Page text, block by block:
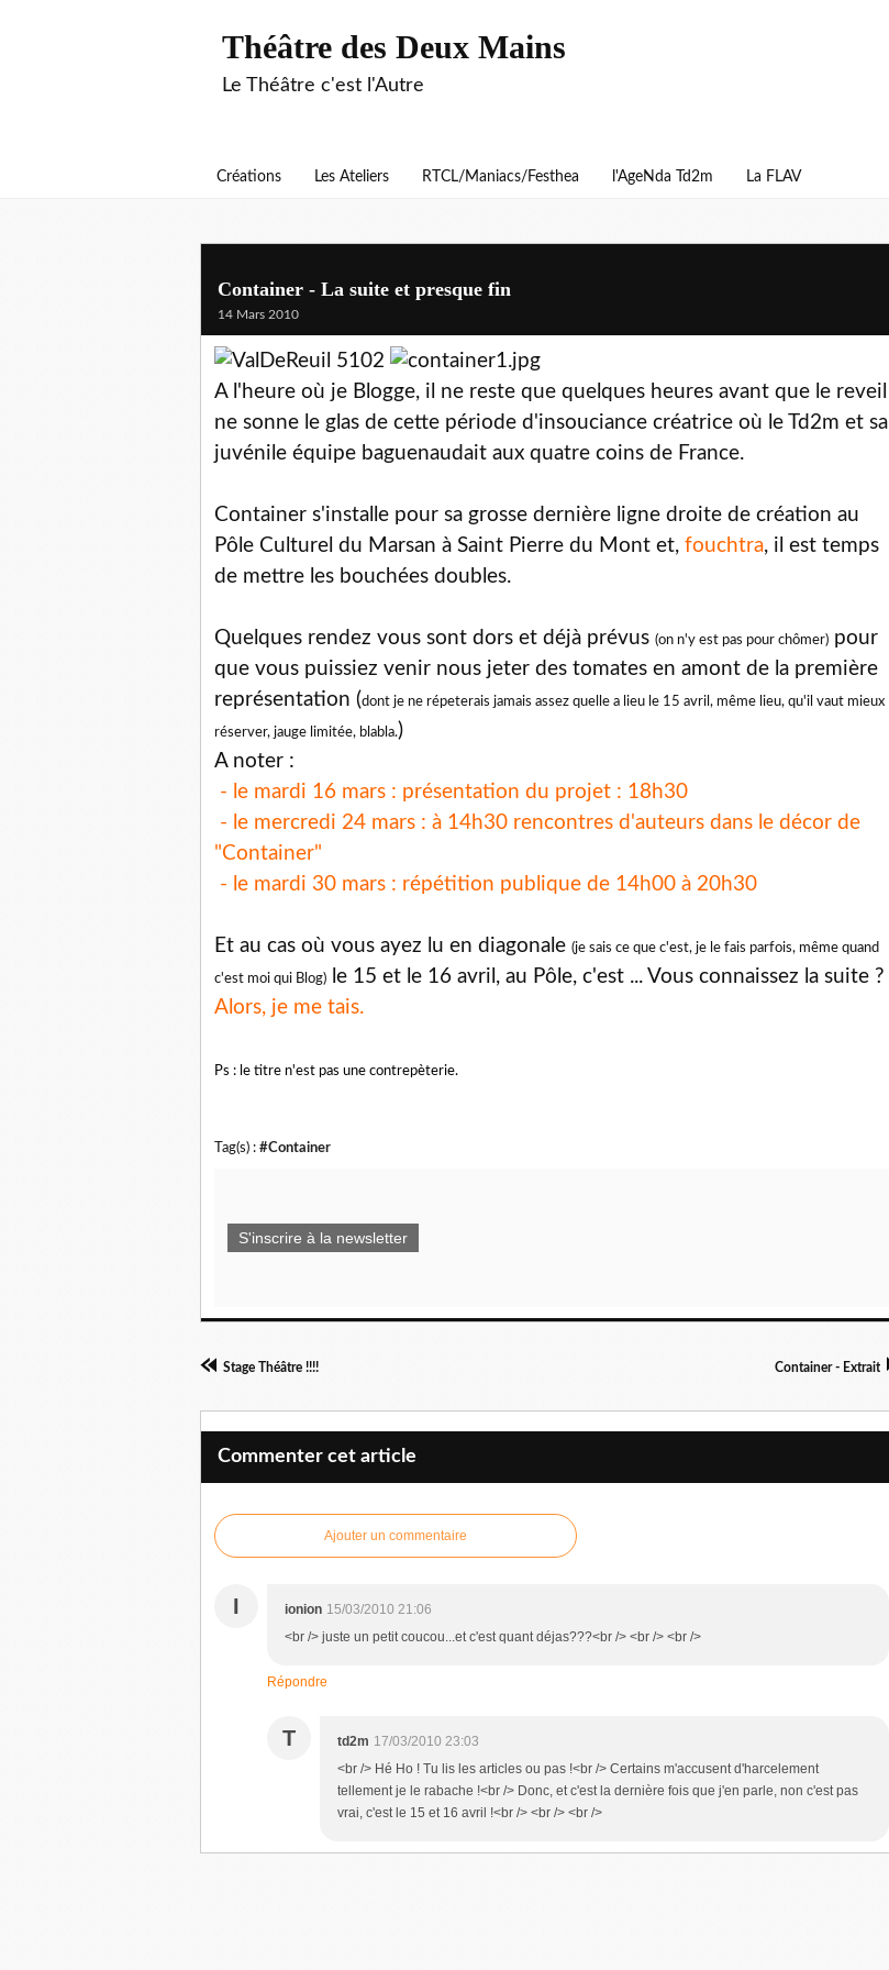
Théâtre des Deux Mains
Le Théâtre c'est l'Autre
Créations Les Ateliers RTCL/Maniacs/Festhea l'AgeNda Td2m La FLAV
Container - La suite et presque fin
14 Mars 2010
A l'heure où je Blogge, il ne reste que quelques heures avant que le reveil
ne sonne le glas de cette période d'insouciance créatrice où le Td2m et sa
juvénile équipe baguenaudait aux quatre coins de France.
Container s'installe pour sa grosse dernière ligne droite de création au
Pôle Culturel du Marsan à Saint Pierre du Mont et, fouchtra, il est temps
de mettre les bouchées doubles.
Quelques rendez vous sont dors et déjà prévus (on n'y est pas pour chômer) pour
que vous puissiez venir nous jeter des tomates en amont de la première
représentation (dont je ne répeterais jamais assez quelle a lieu le 15 avril, même lieu, qu'il vaut mieux
réserver, jauge limitée, blabla.)
A noter :
- le mardi 16 mars : présentation du projet : 18h30
- le mercredi 24 mars : à 14h30 rencontres d'auteurs dans le décor de
"Container"
- le mardi 30 mars : répétition publique de 14h00 à 20h30
Et au cas où vous ayez lu en diagonale (je sais ce que c'est, je le fais parfois, même quand
c'est moi qui Blog)
le 15 et le 16 avril, au Pôle, c'est ... Vous connaissez la suite ?
Alors, je me tais.
Ps : le titre n'est pas une contrepèterie.
Tag(s) : #Container
S'inscrire à la newsletter
Stage Théâtre !!!! Container - Extrait
Commenter cet article
Ajouter un commentaire
I ionion 15/03/2010 21:06
<br /> juste un petit coucou...et c'est quant déjas???<br /> <br /> <br />
Répondre
T td2m 17/03/2010 23:03
<br /> Hé Ho ! Tu lis les articles ou pas !<br /> Certains m'accusent d'harcelement
tellement je le rabache !<br /> Donc, et c'est la dernière fois que j'en parle, non c'est pas
vrai, c'est le 15 et 16 avril !<br /> <br /> <br />